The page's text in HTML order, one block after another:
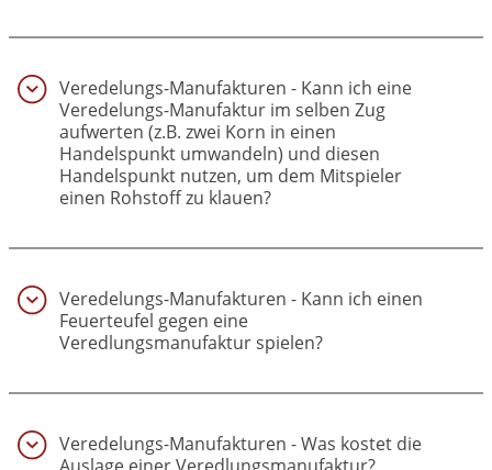
Veredelungs-Manufakturen - Kann ich eine
Veredelungs-Manufaktur im selben Zug
aufwerten (z.B. zwei Korn in einen
Handelspunkt umwandeln) und diesen
Handelspunkt nutzen, um dem Mitspieler
einen Rohstoff zu klauen?
Veredelungs-Manufakturen - Kann ich einen
Feuerteufel gegen eine
Veredlungsmanufaktur spielen?
Veredelungs-Manufakturen - Was kostet die